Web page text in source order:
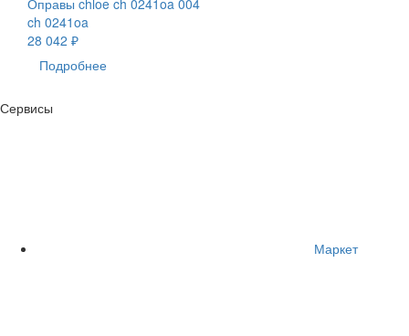
ch 0241oa
28 042 ₽
Подробнее
Сервисы
Маркет